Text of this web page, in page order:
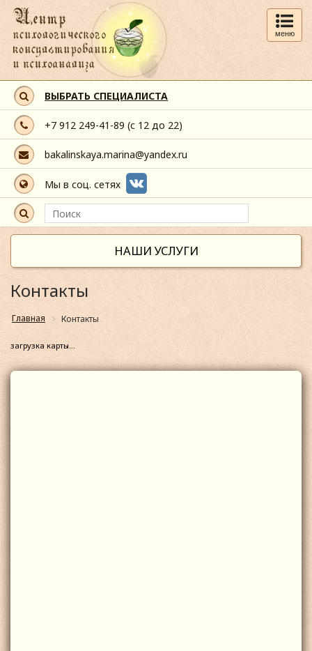
меню
ВЫБРАТЬ СПЕЦИАЛИСТА
+7 912 249-41-89 (с 12 до 22)
bakalinskaya.marina@yandex.ru
Мы в соц. сетях
НАШИ УСЛУГИ
Контакты
Главная Контакты
загрузка карты...